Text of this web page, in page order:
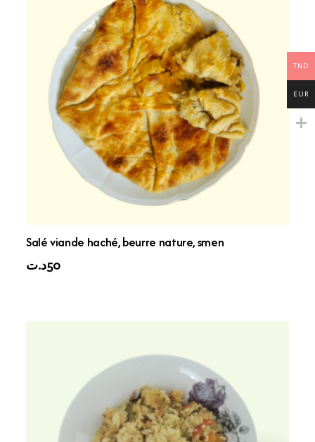
Salé viande haché, beurre nature, smen
50د.ت
TND
EUR